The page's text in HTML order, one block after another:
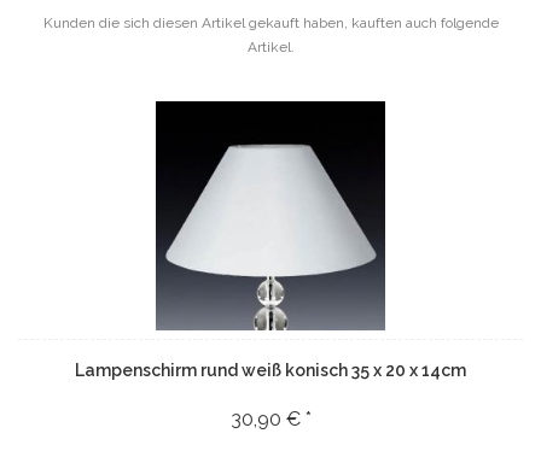
Kunden die sich diesen Artikel gekauft haben, kauften auch folgende
Artikel.
Lampenschirm rund weiß konisch 35 x 20 x 14cm
30,90 € *